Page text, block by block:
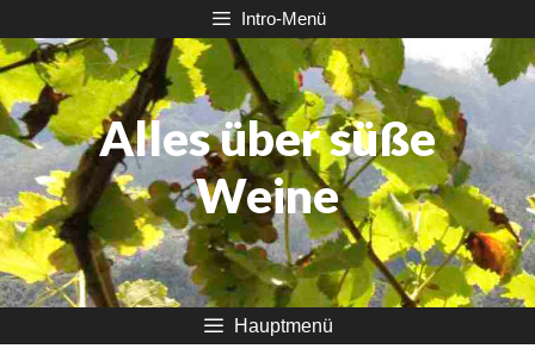
Inhalt
springen
Intro-Menü
Alles über süße
Weine
Hauptmenü